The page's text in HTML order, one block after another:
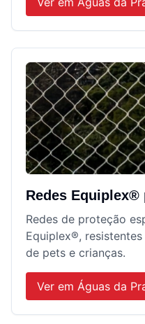
Redes Equiplex®
Redes de proteção
Equiplex®,
de pets e crianças.
Ver em Águas da